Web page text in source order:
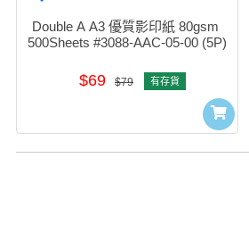
Double A A3 優質影印紙 80gsm
500Sheets #3088-AAC-05-00 (5P)
$69 $79 有存貨